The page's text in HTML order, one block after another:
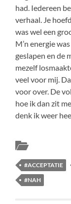
had. Iedereen
verhaal. Je
was wel een
M’n energie
geslapen en de
mezelf
veel voor mij.
voor over. De
hoe ik dan zit
denk ik weer
#ACCEPTATIE
#NAH